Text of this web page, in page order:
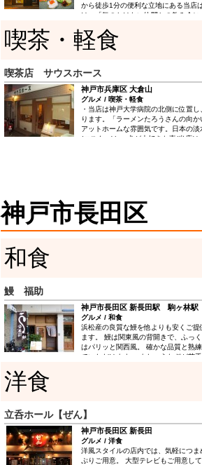
から徒歩1分の便利な立地にある当店
け」「気のおけない仲間との飲み会
でも、グループでもいつでも気取ら
す。 自慢の魚料理では明石の昼網鮮
ます。 素材の味をいかした創作和食
リーズナブルに楽しんでいただけれ
理もお酒もおいしくて、なんだかち
それが雑食屋の願いです。
喫茶・軽食
喫茶店 サウスホース
神戸市兵庫区 大倉山
グルメ / 喫茶・軽食
・当店は神戸大学病院の北側に位置
ります。「ラーメンたろうさんの向
アットホームな雰囲気です。日本の
(マスター)と、犬が大好きな妻(当店
神戸市長田区
和食
鰻 福助
神戸市長田区 新長田駅 駒ヶ林駅
グルメ / 和食
浜松産の良質な鰻を他よりも安くご
ます。 鰻は関東風の背開きで、ふっ
はパリッと関西風。 確かな品質と熟
ていただけます。 また、うなぎが苦
洋食
立呑ホール【ぜん】
神戸市長田区 新長田
グルメ / 洋食
洋風スタイルの店内では、気軽につ
ぷりご用意。 大型テレビもご用意し